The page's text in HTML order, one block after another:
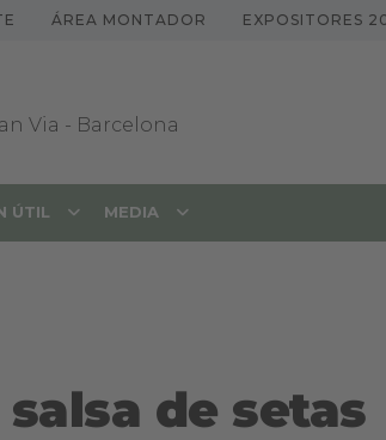
ÁREA MONTADOR EXPOSITORES
Via - Barcelona
ÚTIL MEDIA
de setas